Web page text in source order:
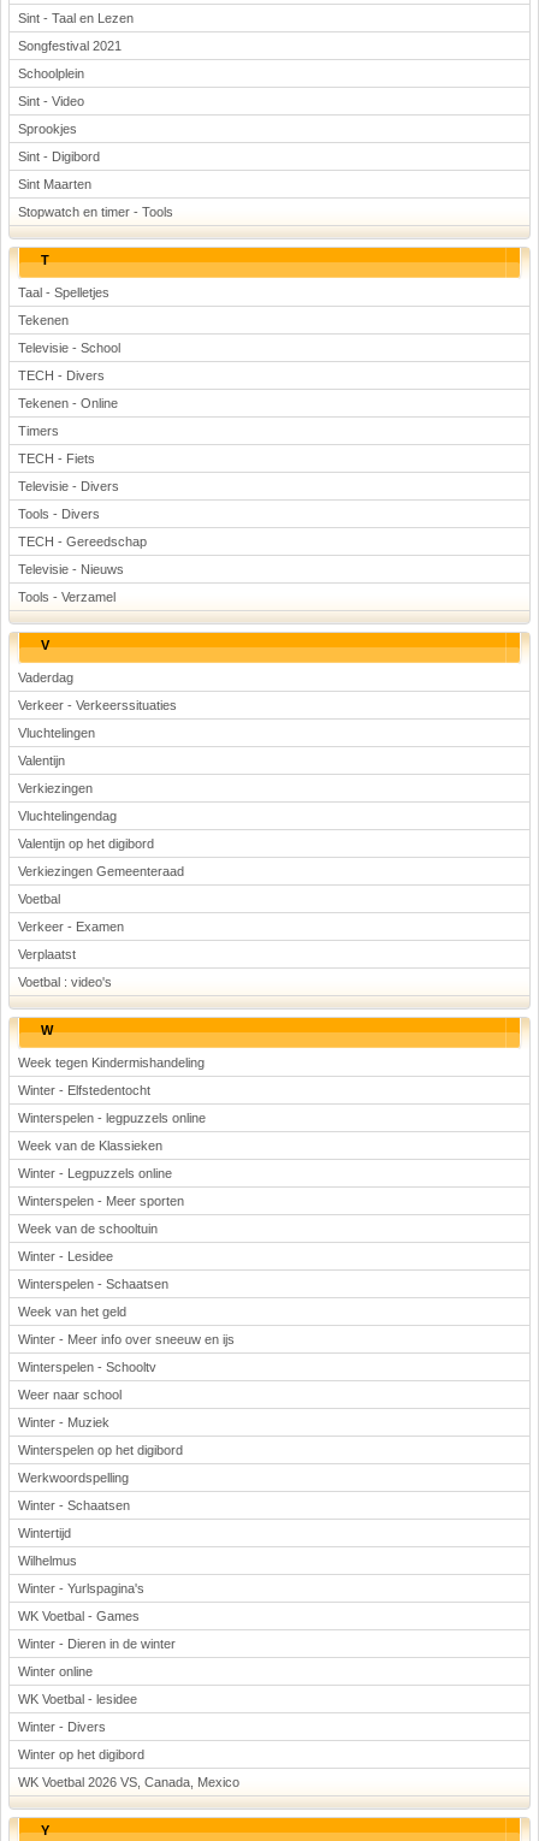
Sint - Taal en Lezen
Songfestival 2021
Schoolplein
Sint - Video
Sprookjes
Sint - Digibord
Sint Maarten
Stopwatch en timer - Tools
T
Taal - Spelletjes
Tekenen
Televisie - School
TECH - Divers
Tekenen - Online
Timers
TECH - Fiets
Televisie - Divers
Tools - Divers
TECH - Gereedschap
Televisie - Nieuws
Tools - Verzamel
V
Vaderdag
Verkeer - Verkeerssituaties
Vluchtelingen
Valentijn
Verkiezingen
Vluchtelingendag
Valentijn op het digibord
Verkiezingen Gemeenteraad
Voetbal
Verkeer - Examen
Verplaatst
Voetbal : video's
W
Week tegen Kindermishandeling
Winter - Elfstedentocht
Winterspelen - legpuzzels online
Week van de Klassieken
Winter - Legpuzzels online
Winterspelen - Meer sporten
Week van de schooltuin
Winter - Lesidee
Winterspelen - Schaatsen
Week van het geld
Winter - Meer info over sneeuw en ijs
Winterspelen - Schooltv
Weer naar school
Winter - Muziek
Winterspelen op het digibord
Werkwoordspelling
Winter - Schaatsen
Wintertijd
Wilhelmus
Winter - Yurlspagina's
WK Voetbal - Games
Winter - Dieren in de winter
Winter online
WK Voetbal - lesidee
Winter - Divers
Winter op het digibord
WK Voetbal 2026 VS, Canada, Mexico
Y